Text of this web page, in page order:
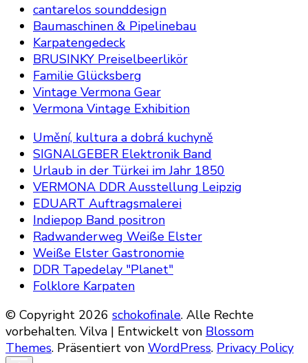
cantarelos sounddesign
Baumaschinen & Pipelinebau
Karpatengedeck
BRUSINKY Preiselbeerlikör
Familie Glücksberg
Vintage Vermona Gear
Vermona Vintage Exhibition
Umění, kultura a dobrá kuchyně
SIGNALGEBER Elektronik Band
Urlaub in der Türkei im Jahr 1850
VERMONA DDR Ausstellung Leipzig
EDUART Auftragsmalerei
Indiepop Band positron
Radwanderweg Weiße Elster
Weiße Elster Gastronomie
DDR Tapedelay "Planet"
Folklore Karpaten
© Copyright 2026 schokofinale. Alle Rechte
vorbehalten. Vilva | Entwickelt von Blossom
Themes. Präsentiert von WordPress. Privacy Policy